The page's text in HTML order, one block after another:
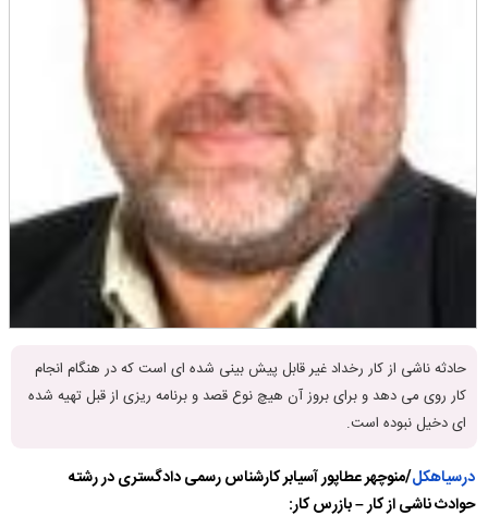
حادثه ناشی از کار رخداد غیر قابل پیش بینی شده ای است که در هنگام انجام
کار روی می دهد و برای بروز آن هیچ نوع قصد و برنامه ریزی از قبل تهیه شده
ای دخیل نبوده است.
درسیاهکل/منوچهر عطاپور آسیابر کارشناس رسمی دادگستری در رشته
حوادث ناشی از کار – بازرس کار: